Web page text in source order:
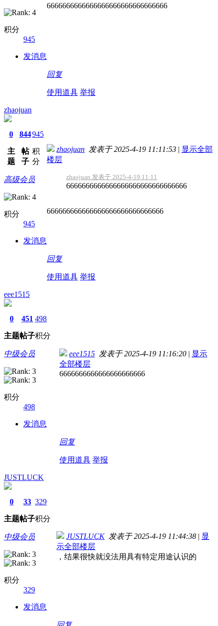
积分
945
发消息
6666666666666666666666666666666
回复
使用道具 举报
zhaojuan
0
主
题
844
帖
子
945
积
分
高级会员
积分
945
发消息
zhaojuan 发表于 2025-4-19 11:11:53 | 显示全部
楼层
zhaojuan 发表于 2025-4-19 11:11
6666666666666666666666666666666
666666666666666666666666666666
回复
使用道具 举报
eee1515
0
主题
451
帖子
498
积分
中级会员
积分
498
发消息
eee1515 发表于 2025-4-19 11:16:20 | 显示
全部楼层
6666666666666666666666
回复
使用道具 举报
JUSTLUCK
0
主题
33
帖子
329
积分
中级会员
积分
329
发消息
JUSTLUCK发表于 2025-4-19 11:44:38 | 显
示全部楼层
，结果很快就没法用具有特定用途认识的